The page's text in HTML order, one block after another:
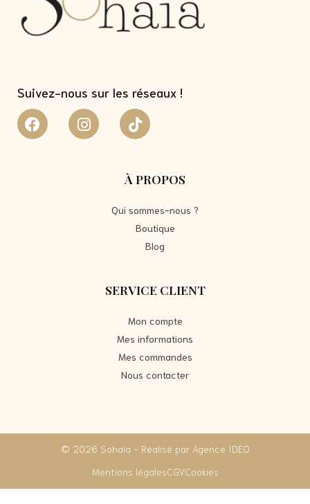
Suivez-nous sur les réseaux !
À PROPOS
Qui sommes-nous ?
Boutique
Blog
SERVICE CLIENT
Mon compte
Mes informations
Mes commandes
Nous contacter
© 2026 Sohaïa - Réalisé par Agence IDEO
Mentions légalesCGVCookies